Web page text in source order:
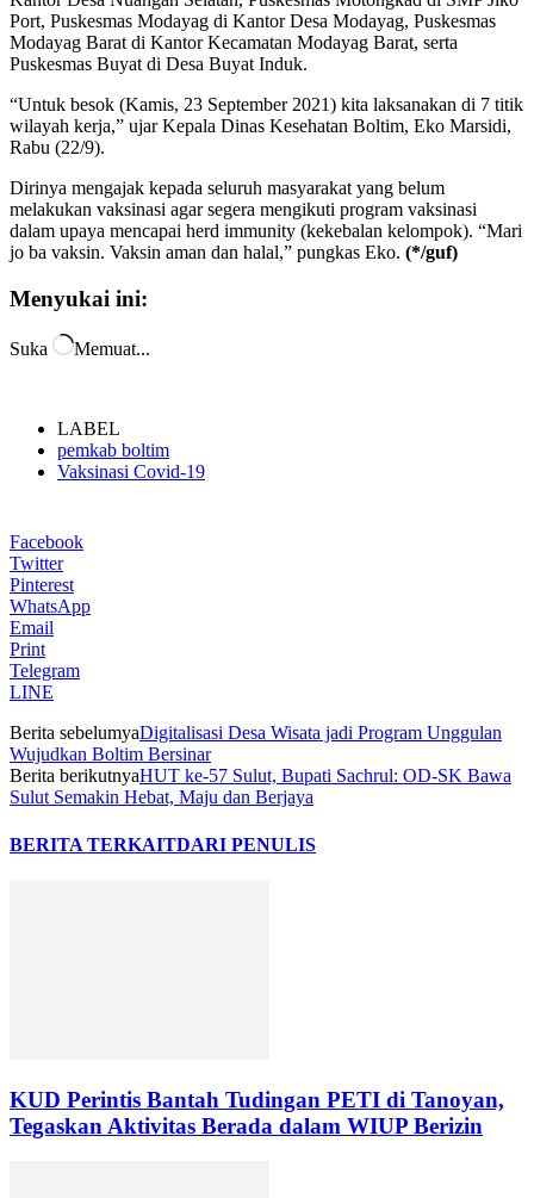
Port, Puskesmas Modayag di Kantor Desa Modayag, Puskesmas
Modayag Barat di Kantor Kecamatan Modayag Barat, serta
Puskesmas Buyat di Desa Buyat Induk.
“Untuk besok (Kamis, 23 September 2021) kita laksanakan di 7 titik
wilayah kerja,” ujar Kepala Dinas Kesehatan Boltim, Eko Marsidi,
Rabu (22/9).
Dirinya mengajak kepada seluruh masyarakat yang belum
melakukan vaksinasi agar segera mengikuti program vaksinasi
dalam upaya mencapai herd immunity (kekebalan kelompok). “Mari
jo ba vaksin. Vaksin aman dan halal,” pungkas Eko. (*/guf)
Menyukai ini:
Suka Memuat...
LABEL
pemkab boltim
Vaksinasi Covid-19
Facebook
Twitter
Pinterest
WhatsApp
Email
Print
Telegram
LINE
Berita sebelumyaDigitalisasi Desa Wisata jadi Program Unggulan
Wujudkan Boltim Bersinar
Berita berikutnyaHUT ke-57 Sulut, Bupati Sachrul: OD-SK Bawa
Sulut Semakin Hebat, Maju dan Berjaya
BERITA TERKAITDARI PENULIS
KUD Perintis Bantah Tudingan PETI di Tanoyan,
Tegaskan Aktivitas Berada dalam WIUP Berizin